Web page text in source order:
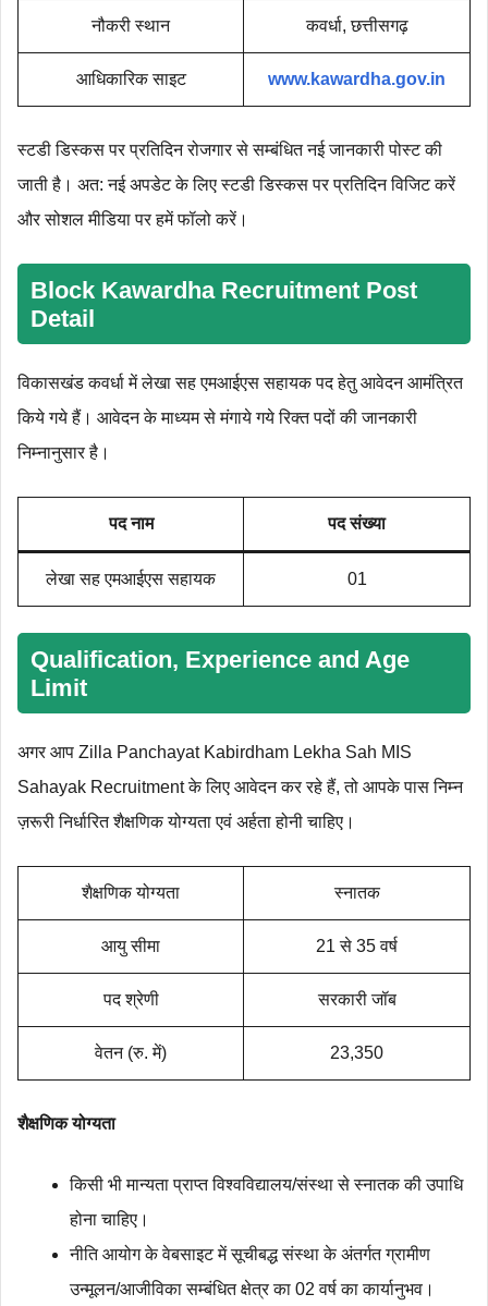
नौकरी स्थान कवर्धा, छत्तीसगढ़
आधिकारिक साइट www.kawardha.gov.in
स्टडी डिस्कस पर प्रतिदिन रोजगार से सम्बंधित नई जानकारी पोस्ट की
जाती है। अत: नई अपडेट के लिए स्टडी डिस्कस पर प्रतिदिन विजिट करें
और सोशल मीडिया पर हमें फॉलो करें।
Block Kawardha Recruitment Post
Detail
विकासखंड कवर्धा में लेखा सह एमआईएस सहायक पद हेतु आवेदन आमंत्रित
किये गये हैं। आवेदन के माध्यम से मंगाये गये रिक्त पदों की जानकारी
निम्नानुसार है।
पद नाम पद संख्या
लेखा सह एमआईएस सहायक 01
Qualification, Experience and Age
Limit
अगर आप Zilla Panchayat Kabirdham Lekha Sah MIS
Sahayak Recruitment के लिए आवेदन कर रहे हैं, तो आपके पास निम्न
ज़रूरी निर्धारित शैक्षणिक योग्यता एवं अर्हता होनी चाहिए।
शैक्षणिक योग्‍यता स्नातक
आयु सीमा 21 से 35 वर्ष
पद श्रेणी सरकारी जॉब
वेतन (रु. में) 23,350
शैक्षणिक योग्‍यता
किसी भी मान्यता प्राप्त विश्वविद्यालय/संस्था से स्नातक की उपाधि
होना चाहिए।
नीति आयोग के वेबसाइट में सूचीबद्ध संस्था के अंतर्गत ग्रामीण
उन्मूलन/आजीविका सम्बंधित क्षेत्र का 02 वर्ष का कार्यानुभव।